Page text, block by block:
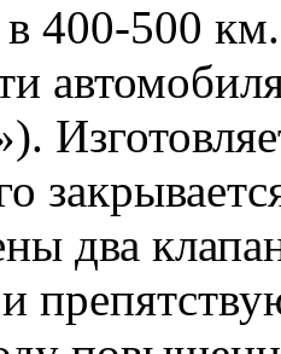
в 400-500
два